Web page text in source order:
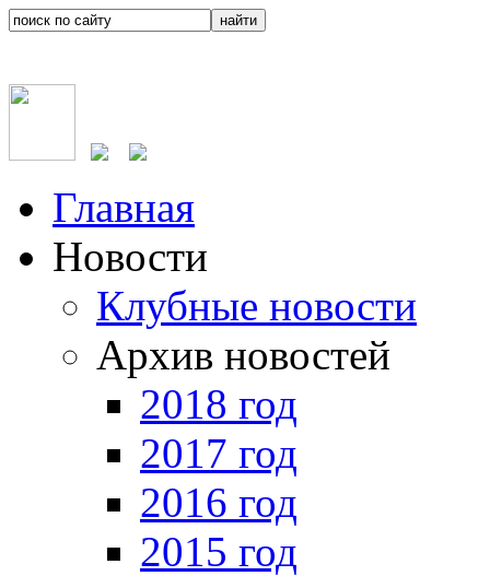
Главная
Новости
Клубные новости
Архив новостей
2018 год
2017 год
2016 год
2015 год